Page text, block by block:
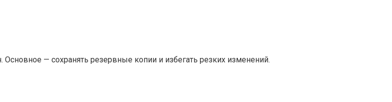
— сохранять резервные копии и избегать резких изменений.